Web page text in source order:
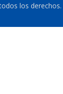
los derechos.